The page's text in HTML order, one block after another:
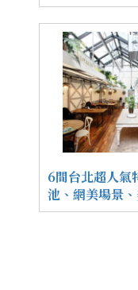
6間台北超人氣
池、網美場景